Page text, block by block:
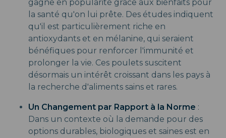
gagne en popularité grâce aux bienfaits pour
la santé qu'on lui prête. Des études indiquent
qu'il est particulièrement riche en
antioxydants et en mélanine, qui seraient
bénéfiques pour renforcer l'immunité et
prolonger la vie. Ces poulets suscitent
désormais un intérêt croissant dans les pays à
la recherche d'aliments sains et rares.
Un Changement par Rapport à la Norme :
Dans un contexte où la demande pour des
options durables, biologiques et saines est en